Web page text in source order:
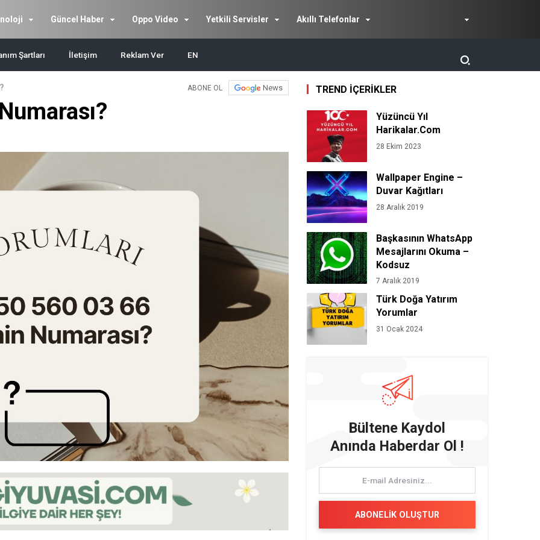
Güncel Haber Oppo Video Yetkili Servisler Akıllı Telefonlar
Şartları İletişim Reklam Ver EN
ABONE OL News TREND İÇERİKLER
Yüzüncü Yıl
Harikalar.Com
28 Ekim 2023
Wallpaper Engine –
Duvar Kağıtları
28 Aralık 2019
Başkasının WhatsApp
Mesajlarını Okuma –
Kodsuz
7 Aralık 2019
Türk Doğa Yatırım
Yorumlar
31 Ocak 2024
Bültene Kaydol
Anında Haberdar Ol !
ABONELİK OLUŞTUR